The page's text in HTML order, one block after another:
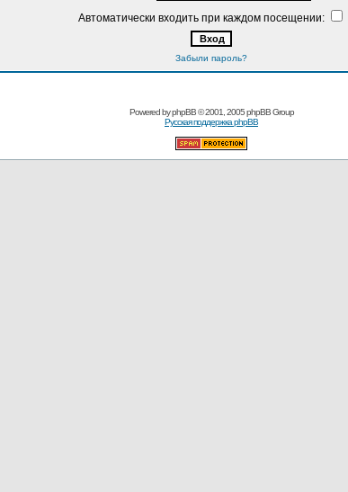
Автоматически входить при каждом посещении:
Забыли пароль?
Powered byphpBB© 2001, 2005 phpBB Group
Русская поддержка phpBB